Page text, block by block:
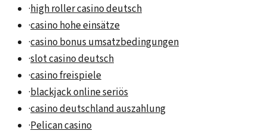
·high roller casino deutsch
·casino hohe einsätze
·casino bonus umsatzbedingungen
·slot casino deutsch
·casino freispiele
·blackjack online seriös
·casino deutschland auszahlung
·Pelican casino